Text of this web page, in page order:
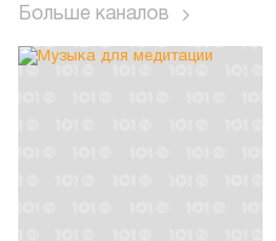
Больше каналов